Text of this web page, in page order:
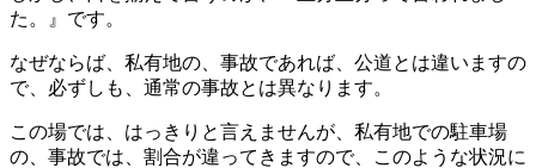
た。』です。
なぜならば、私有地の、事故であれば、公道とは違いますの
で、必ずしも、通常の事故とは異なります。
この場では、はっきりと言えませんが、私有地での駐車場
の、事故では、割合が違ってきますので、このような状況に